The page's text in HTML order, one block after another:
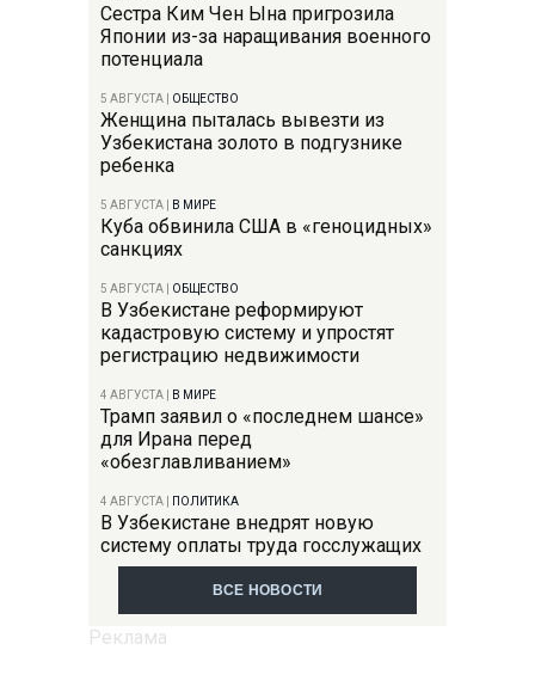
Сестра Ким Чен Ына пригрозила
Японии из-за наращивания военного
потенциала
5 АВГУСТА ОБЩЕСТВО
Женщина пыталась вывезти из
Узбекистана золото в подгузнике
ребенка
5 АВГУСТА В МИРЕ
Куба обвинила США в «геноцидных»
санкциях
5 АВГУСТА ОБЩЕСТВО
В Узбекистане реформируют
кадастровую систему и упростят
регистрацию недвижимости
4 АВГУСТА В МИРЕ
Трамп заявил о «последнем шансе»
для Ирана перед
«обезглавливанием»
4 АВГУСТА ПОЛИТИКА
В Узбекистане внедрят новую
систему оплаты труда госслужащих
ВСЕ НОВОСТИ